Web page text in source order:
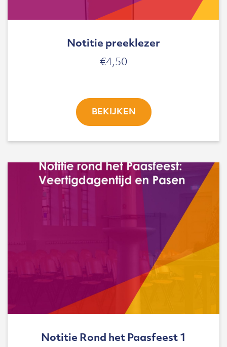
Notitie preeklezer
€4,50
BEKIJKEN
Notitie Rond het Paasfeest 1